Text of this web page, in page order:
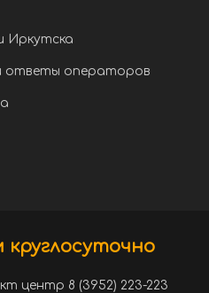
Иркутска
ответы операторов
центр 8 (3952) 223-223